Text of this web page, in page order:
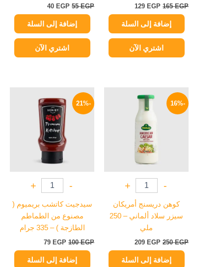
165EGP
129 EGP
إضافة إلى السلة
اشتري الآن
55EGP
40 EGP
إضافة إلى السلة
اشتري الآن
-16%
-
+
كوهن دريسنج أمريكان
سيزر سلاد ألماني – 250
ملي
250EGP
الأصلي
209 EGP
إضافة إلى السلة
-21%
-
+
سيدجيت كاتشب بريميوم (
مصنوع من الطماطم
الطازجة ) – 335 جرام
100EGP
الأصلي
هو:
100 EGP.
79 EGP
الحالي
هو:
79 EGP.
إضافة إلى السلة